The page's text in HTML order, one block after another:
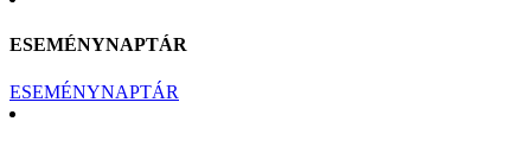
ESEMÉNYNAPTÁR
ESEMÉNYNAPTÁR